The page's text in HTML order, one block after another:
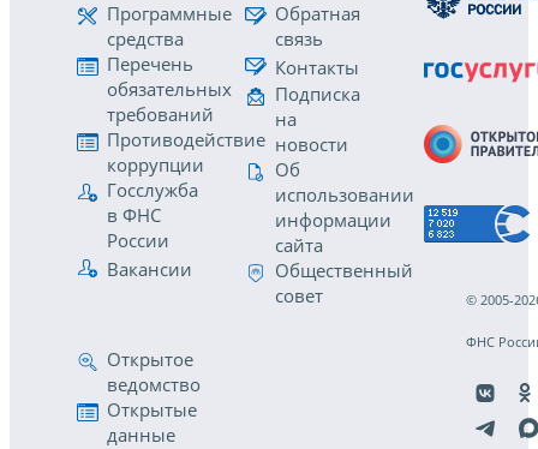
Программные
средства
Перечень
обязательных
требований
Противодействие
коррупции
Госслужба
в ФНС
России
Вакансии
Обратная
связь
Контакты
Подписка
на
новости
Об
использовании
информации
сайта
Общественный
совет
Открытое
ведомство
Открытые
данные
© 2005-
ФНС